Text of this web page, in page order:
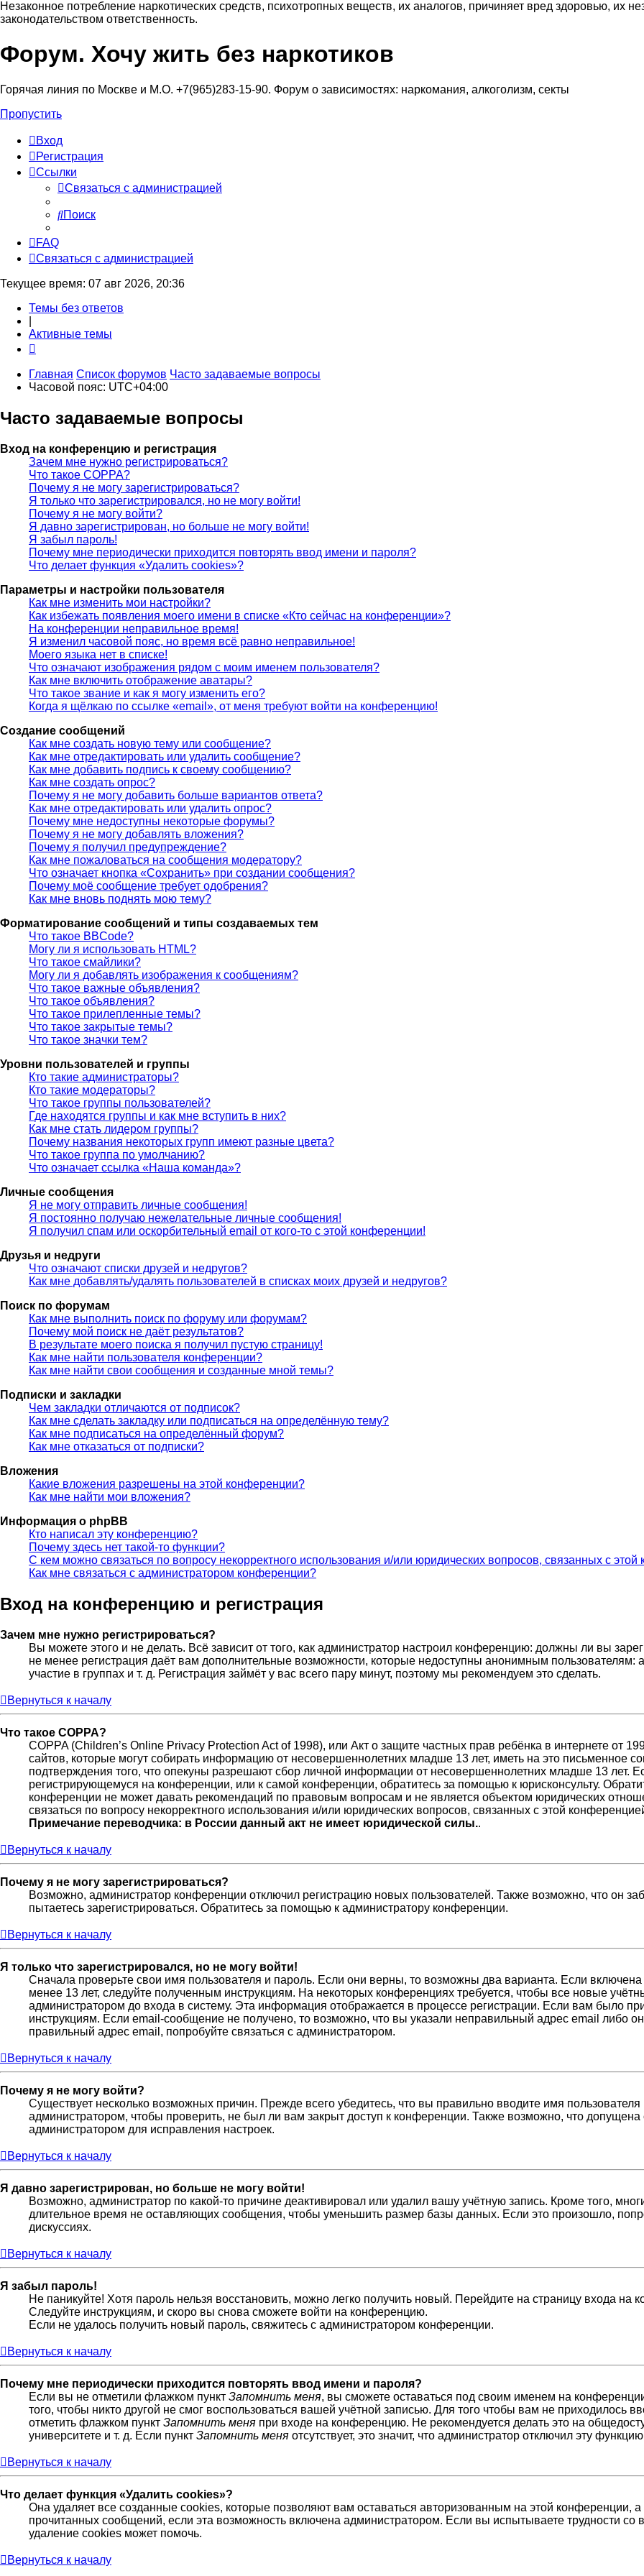
Незаконное потребление наркотических средств, психотропных веществ, их аналогов, причиняет вред здоровью, их
законодательством ответственность.
Регистрация
Форум. Хочу жить без наркотиков
Горячая линия по Москве и М.О. +7(965)283-15-90. Форум о зависимостях: наркомания, алкоголизм, секты
Пропустить
Вход
Регистрация
Ссылки
Связаться с администрацией
Поиск
FAQ
Связаться с администрацией
Текущее время: 07 авг 2026, 20:36
Темы без ответов
Активные темы
Главная Список форумов Часто задаваемые вопросы
Часовой пояс: UTC+04:00
Часто задаваемые вопросы
Вход на конференцию и регистрация
Зачем мне нужно регистрироваться?
Что такое COPPA?
Почему я не могу зарегистрироваться?
Я только что зарегистрировался, но не могу войти!
Почему я не могу войти?
Я давно зарегистрирован, но больше не могу войти!
Я забыл пароль!
Почему мне периодически приходится повторять ввод имени и пароля?
Что делает функция «Удалить cookies»?
Параметры и настройки пользователя
Как мне изменить мои настройки?
Как избежать появления моего имени в списке «Кто сейчас на конференции»?
На конференции неправильное время!
Я изменил часовой пояс, но время всё равно неправильное!
Моего языка нет в списке!
Что означают изображения рядом с моим именем пользователя?
Как мне включить отображение аватары?
Что такое звание и как я могу изменить его?
Когда я щёлкаю по ссылке «email», от меня требуют войти на конференцию!
Создание сообщений
Как мне создать новую тему или сообщение?
Как мне отредактировать или удалить сообщение?
Как мне добавить подпись к своему сообщению?
Как мне создать опрос?
Почему я не могу добавить больше вариантов ответа?
Как мне отредактировать или удалить опрос?
Почему мне недоступны некоторые форумы?
Почему я не могу добавлять вложения?
Почему я получил предупреждение?
Как мне пожаловаться на сообщения модератору?
Что означает кнопка «Сохранить» при создании сообщения?
Почему моё сообщение требует одобрения?
Как мне вновь поднять мою тему?
Форматирование сообщений и типы создаваемых тем
Что такое BBCode?
Могу ли я использовать HTML?
Что такое смайлики?
Могу ли я добавлять изображения к сообщениям?
Что такое важные объявления?
Что такое объявления?
Что такое прилепленные темы?
Что такое закрытые темы?
Что такое значки тем?
Уровни пользователей и группы
Кто такие администраторы?
Кто такие модераторы?
Что такое группы пользователей?
Где находятся группы и как мне вступить в них?
Как мне стать лидером группы?
Почему названия некоторых групп имеют разные цвета?
Что такое группа по умолчанию?
Что означает ссылка «Наша команда»?
Личные сообщения
Я не могу отправить личные сообщения!
Я постоянно получаю нежелательные личные сообщения!
Я получил спам или оскорбительный email от кого-то с этой конференции!
Друзья и недруги
Что означают списки друзей и недругов?
Как мне добавлять/удалять пользователей в списках моих друзей и недругов?
Поиск по форумам
Как мне выполнить поиск по форуму или форумам?
Почему мой поиск не даёт результатов?
В результате моего поиска я получил пустую страницу!
Как мне найти пользователя конференции?
Как мне найти свои сообщения и созданные мной темы?
Подписки и закладки
Чем закладки отличаются от подписок?
Как мне сделать закладку или подписаться на определённую тему?
Как мне подписаться на определённый форум?
Как мне отказаться от подписки?
Вложения
Какие вложения разрешены на этой конференции?
Как мне найти мои вложения?
Информация о phpBB
Кто написал эту конференцию?
Почему здесь нет такой-то функции?
С кем можно связаться по вопросу некорректного использования и/или юридических вопросов, связанных с
Как мне связаться с администратором конференции?
Вход на конференцию и регистрация
Зачем мне нужно регистрироваться?
Вы можете этого и не делать. Всё зависит от того, как администратор настроил конференцию: должны ли вы
не менее регистрация даёт вам дополнительные возможности, которые недоступны анонимным
участие в группах и т. д. Регистрация займёт у вас всего пару минут, поэтому мы рекомендуем это сделать.
Вернуться к началу
Что такое COPPA?
COPPA (Children’s Online Privacy Protection Act of 1998), или Акт о защите частных прав ребёнка в интернете от
сайтов, которые могут собирать информацию от несовершеннолетних младше 13 лет, иметь на это письменное
подтверждения того, что опекуны разрешают сбор личной информации от несовершеннолетних младше 13 лет.
регистрирующемуся на конференции, или к самой конференции, обратитесь за помощью к юрисконсульту.
конференции не может давать рекомендаций по правовым вопросам и не является объектом юридических
связаться по вопросу некорректного использования и/или юридических вопросов, связанных с этой
Примечание переводчика: в России данный акт не имеет юридической силы..
Вернуться к началу
Почему я не могу зарегистрироваться?
Возможно, администратор конференции отключил регистрацию новых пользователей. Также возможно, что он
пытаетесь зарегистрироваться. Обратитесь за помощью к администратору конференции.
Вернуться к началу
Я только что зарегистрировался, но не могу войти!
Сначала проверьте свои имя пользователя и пароль. Если они верны, то возможны два варианта. Если
менее 13 лет, следуйте полученным инструкциям. На некоторых конференциях требуется, чтобы все новые
администратором до входа в систему. Эта информация отображается в процессе регистрации. Если вам было
инструкциям. Если email-сообщение не получено, то возможно, что вы указали неправильный адрес email либо
правильный адрес email, попробуйте связаться с администратором.
Вернуться к началу
Почему я не могу войти?
Существует несколько возможных причин. Прежде всего убедитесь, что вы правильно вводите имя
администратором, чтобы проверить, не был ли вам закрыт доступ к конференции. Также возможно, что
администратором для исправления настроек.
Вернуться к началу
Я давно зарегистрирован, но больше не могу войти!
Возможно, администратор по какой-то причине деактивировал или удалил вашу учётную запись. Кроме того,
длительное время не оставляющих сообщения, чтобы уменьшить размер базы данных. Если это произошло,
дискуссиях.
Вернуться к началу
Я забыл пароль!
Не паникуйте! Хотя пароль нельзя восстановить, можно легко получить новый. Перейдите на страницу входа
Следуйте инструкциям, и скоро вы снова сможете войти на конференцию.
Если не удалось получить новый пароль, свяжитесь с администратором конференции.
Вернуться к началу
Почему мне периодически приходится повторять ввод имени и пароля?
Если вы не отметили флажком пункт Запомнить меня, вы сможете оставаться под своим именем на
того, чтобы никто другой не смог воспользоваться вашей учётной записью. Для того чтобы вам не приходилось
отметить флажком пункт Запомнить меня при входе на конференцию. Не рекомендуется делать это на
университете и т. д. Если пункт Запомнить меня отсутствует, это значит, что администратор отключил эту
Вернуться к началу
Что делает функция «Удалить cookies»?
Она удаляет все созданные cookies, которые позволяют вам оставаться авторизованным на этой конференции,
прочитанных сообщений, если эта возможность включена администратором. Если вы испытываете трудности
удаление cookies может помочь.
Вернуться к началу